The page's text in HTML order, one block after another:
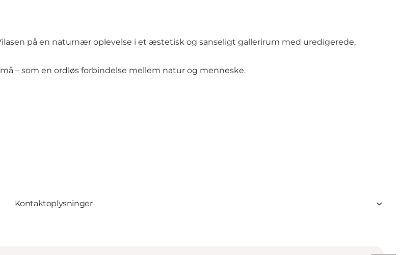
på en naturnær oplevelse i et æstetisk og sanseligt gallerirum med uredigerede,
– som en ordløs forbindelse mellem natur og menneske.
Kontaktoplysninger